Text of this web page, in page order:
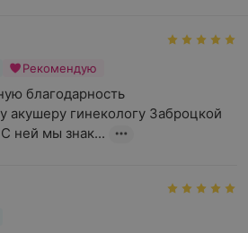
Рекомендую
благодарность
акушеру гинекологу Заброцкой
ней мы знак...